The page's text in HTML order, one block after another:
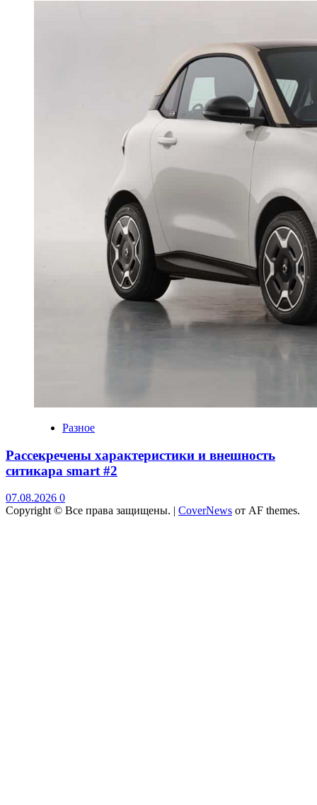
Разное
Рассекречены характеристики и внешность
ситикара smart #2
07.08.2026 0
Copyright © Все права защищены. | CoverNews от AF themes.